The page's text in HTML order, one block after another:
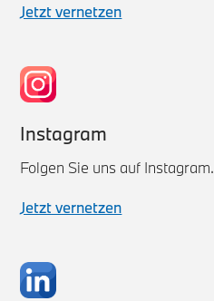
Jetzt vernetzen
Instagram
Folgen Sie uns auf Instagram.
Jetzt vernetzen